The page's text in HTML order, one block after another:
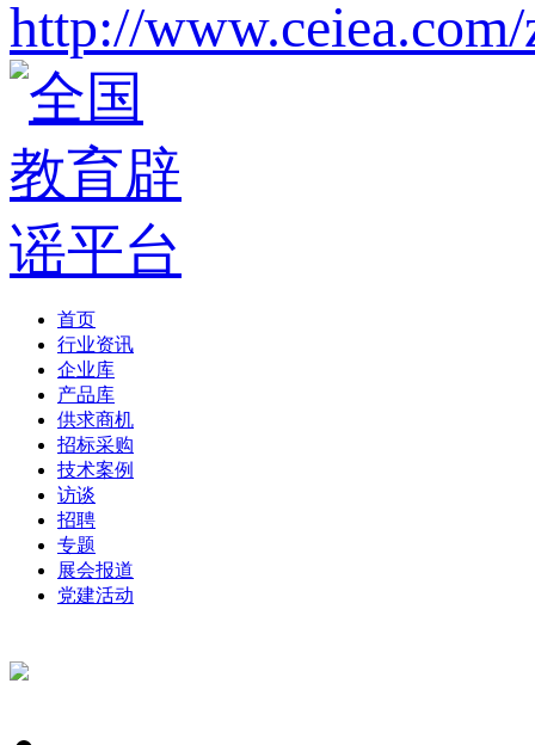
首页
行业资讯
企业库
产品库
供求商机
招标采购
技术案例
访谈
招聘
专题
展会报道
党建活动